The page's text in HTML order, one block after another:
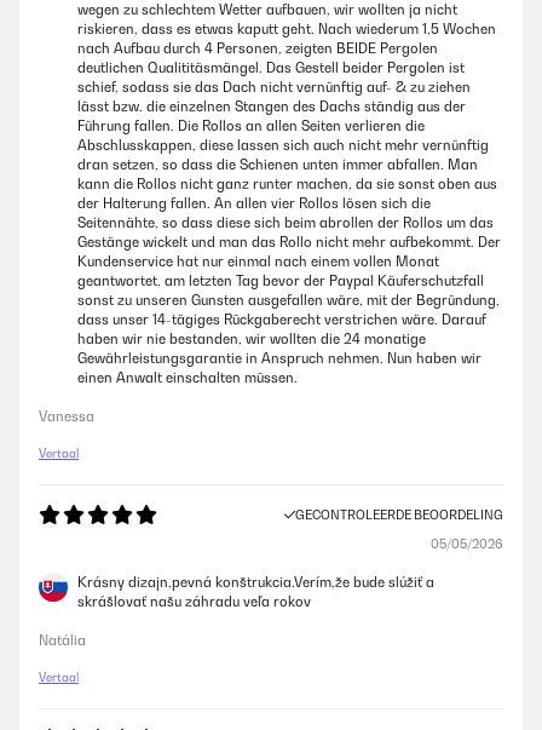
wegen zu schlechtem Wetter aufbauen, wir wollten ja nicht
riskieren, dass es etwas kaputt geht. Nach wiederum 1,5 Wochen
nach Aufbau durch 4 Personen, zeigten BEIDE Pergolen
deutlichen Qualititäsmängel. Das Gestell beider Pergolen ist
schief, sodass sie das Dach nicht vernünftig auf- & zu ziehen
lässt bzw. die einzelnen Stangen des Dachs ständig aus der
Führung fallen. Die Rollos an allen Seiten verlieren die
Abschlusskappen, diese lassen sich auch nicht mehr vernünftig
dran setzen, so dass die Schienen unten immer abfallen. Man
kann die Rollos nicht ganz runter machen, da sie sonst oben aus
der Halterung fallen. An allen vier Rollos lösen sich die
Seitennähte, so dass diese sich beim abrollen der Rollos um das
Gestänge wickelt und man das Rollo nicht mehr aufbekommt. Der
Kundenservice hat nur einmal nach einem vollen Monat
geantwortet, am letzten Tag bevor der Paypal Käuferschutzfall
sonst zu unseren Gunsten ausgefallen wäre, mit der Begründung,
dass unser 14-tägiges Rückgaberecht verstrichen wäre. Darauf
haben wir nie bestanden, wir wollten die 24 monatige
Gewährleistungsgarantie in Anspruch nehmen. Nun haben wir
einen Anwalt einschalten müssen.
Vanessa
Vertaal
GECONTROLEERDE BEOORDELING
05/05/2026
Krásny dizajn,pevná konštrukcia.Verím,že bude slúžiť a
skrášlovať našu záhradu veľa rokov
Natália
Vertaal